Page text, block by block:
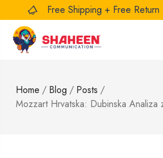
Free Shipping + Free
Home / Blog / Posts /
Mozzart Hrvatska: Dubinska Analiza